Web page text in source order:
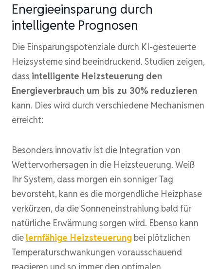
Energieeinsparung durch
intelligente Prognosen
Die Einsparungspotenziale durch KI-gesteuerte
Heizsysteme sind beeindruckend. Studien zeigen,
dass intelligente Heizsteuerung den
Energieverbrauch um bis zu 30% reduzieren
kann. Dies wird durch verschiedene Mechanismen
erreicht:
Besonders innovativ ist die Integration von
Wettervorhersagen in die Heizsteuerung. Weiß
Ihr System, dass morgen ein sonniger Tag
bevorsteht, kann es die morgendliche Heizphase
verkürzen, da die Sonneneinstrahlung bald für
natürliche Erwärmung sorgen wird. Ebenso kann
die lernfähige Heizsteuerung bei plötzlichen
Temperaturschwankungen vorausschauend
reagieren und so immer den optimalen